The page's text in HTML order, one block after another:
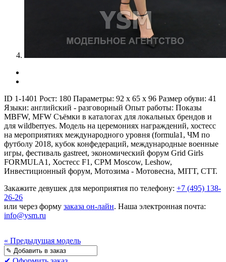
ID 1-1401 Рост: 180 Параметры: 92 x 65 x 96 Размер обуви: 41
Языки: английский - разговорный Опыт работы: Показы
MBFW, MFW Съёмки в каталогах для локальных брендов и
для wildberryes. Модель на церемониях награждений, хостесс
на мероприятиях международного уровня (formula1, ЧМ по
футболу 2018, кубок конфедераций, международные военные
игры, фестиваль gastreet, экономический форум Grid Girls
FORMULA1, Хостесс F1, CPM Moscow, Leshow,
Инвестиционный форум, Мотозима - Мотовесна, MITT, СТТ.
Закажите девушек для мероприятия по телефону: +7 (495) 138-
26-26
или через форму заказа он-лайн. Наша электронная почта:
info@ysm.ru
« Предыдущая модель